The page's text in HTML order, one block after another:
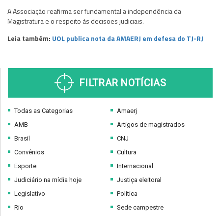
A Associação reafirma ser fundamental a independência da
Magistratura e o respeito às decisões judiciais.
Leia também: UOL publica nota da AMAERJ em defesa do TJ-RJ
FILTRAR NOTÍCIAS
Todas as Categorias
AMB
Brasil
Convênios
Esporte
Judiciário na mídia hoje
Legislativo
Rio
Amaerj
Artigos de magistrados
CNJ
Cultura
Internacional
Justiça eleitoral
Política
Sede campestre